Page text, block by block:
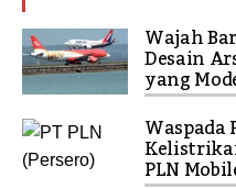
Wajah
Desain
yang
Waspada
PLN